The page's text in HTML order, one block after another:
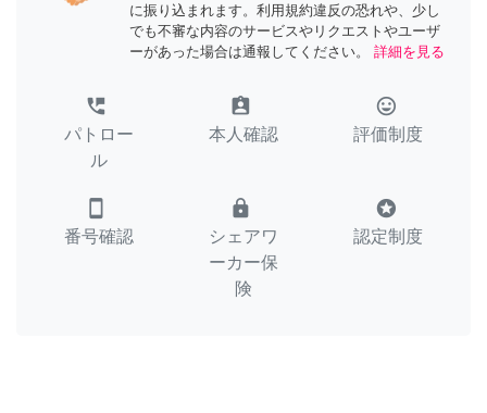
に振り込まれます。利用規約違反の恐れや、少し
でも不審な内容のサービスやリクエストやユーザ
ーがあった場合は通報してください。
詳細を見る
perm_phone_msg
パトロー
ル
assignment_ind
本人確認
tag_faces
評価制度
smartphone
番号確認
lock
シェアワ
ーカー保
険
stars
認定制度